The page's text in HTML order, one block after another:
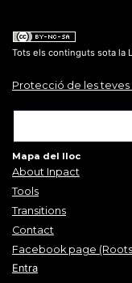
Tots els continguts sota la
Protecció de les teves
Mapa del lloc
About Inpact
Tools
Transitions
Contact
Facebook page
Entra